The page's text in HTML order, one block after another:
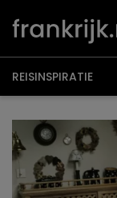
naar
inhoud
REISINSPIRATIE